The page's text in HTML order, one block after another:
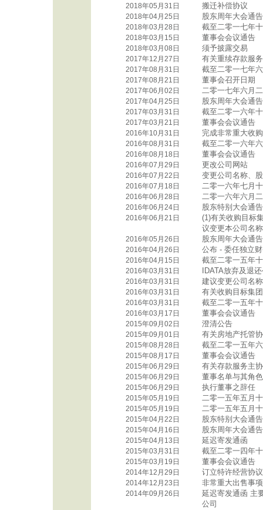
2018年05月31日 搬迁补偿协议
2018年04月25日 股东周年大会通告
2018年03月28日 截至二零一七年
2018年03月15日 董事会会议通告
2018年03月08日 须予披露交易
2017年12月27日 有关重续存款服
2017年08月31日 截至二零一七年
2017年08月21日 董事会召开日期
2017年06月02日 二零一七年六月
2017年04月25日 股东周年大会通告
2017年03月31日 截至二零一六年
2017年03月21日 董事会会议通告
2016年10月31日 完成非常重大收
2016年08月31日 截至二零一六年
2016年08月18日 董事会会议通告
2016年07月29日 更改公司网站
2016年07月22日 变更公司名称、
2016年07月18日 二零一六年七月
2016年06月28日 二零一六年六月
2016年06月24日 股东特别大会通告
2016年06月21日
(1)有关收购目标
议变更本公司名
2016年05月26日 股东周年大会通告
2016年04月26日 公布 - 委任独立
2016年04月15日 截至二零一五年
2016年03月31日 IDATA放弃及退
2016年03月31日 建议变更公司名称
2016年03月31日 有关收购目标集
2016年03月31日 截至二零一五年
2016年03月17日 董事会会议通告
2015年09月02日 澄清公告
2015年09月01日 有关房地产托管
2015年08月28日 截至二零一五年
2015年08月17日 董事会会议通告
2015年06月29日 有关存款服务主
2015年06月29日 董事名单与其角
2015年06月29日 执行董事之辞任
2015年05月19日 二零一五年五月
2015年05月19日 二零一五年五月
2015年04月22日 股东特别大会通告
2015年04月16日 股东周年大会通告
2015年04月13日 延迟寄发通函
2015年03月31日 截至二零一四年
2015年03月19日 董事会会议通告
2014年12月29日 订立特许经营协
2014年12月23日 非常重大出售事
2014年09月26日
延迟寄发通函 主
公司